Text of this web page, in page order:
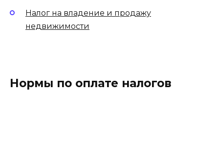
Налог на владение и продажу
недвижимости
Нормы по оплате налогов